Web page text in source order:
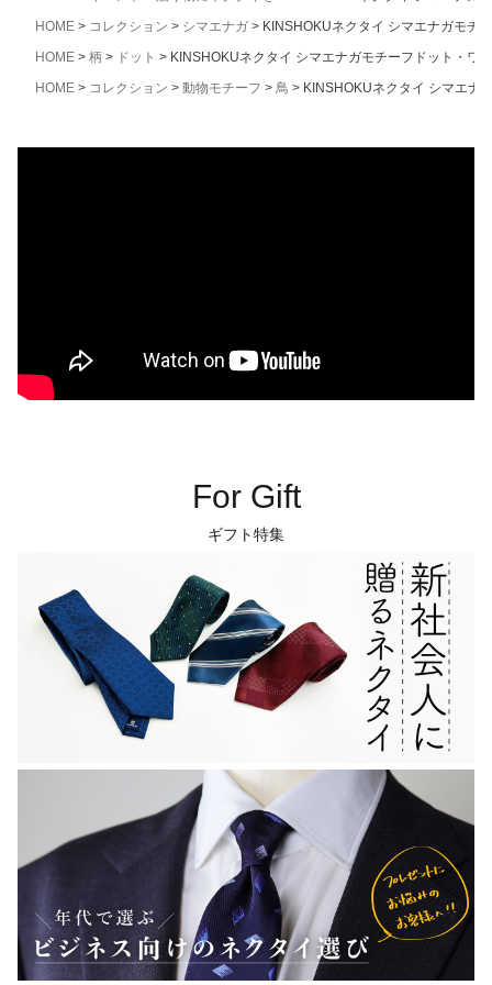
HOME
コレクション シマエナガ
KINSHOKUネクタイ シマエナガモチ
HOME
柄 ドット
KINSHOKUネクタイ シマエナガモチーフドット・ワ
HOME
コレクション 動物モチーフ 鳥 KINSHOKUネクタイ シマエナ
For Gift
ギフト特集